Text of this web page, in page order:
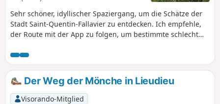
Sehr schöner, idyllischer Spaziergang, um die Schätze der
Stadt Saint-Quentin-Fallavier zu entdecken. Ich empfehle,
der Route mit der App zu folgen, um bestimmte schlecht
Der Weg der Mönche in Lieudieu
Visorando-Mitglied